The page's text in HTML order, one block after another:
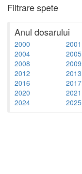
Filtrare spete
Anul dosarului
2000 2001
2004
2005
2008
2009
2012
2013
2016
2017
2020
2021
2024
2025